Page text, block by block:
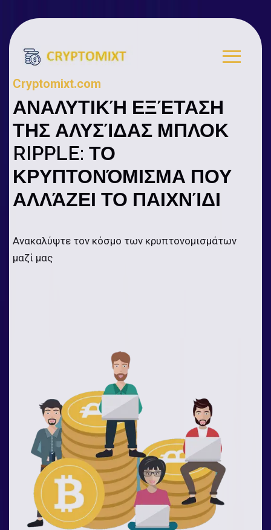
Cryptomixt.com
ΑΝΑΛΥΤΙΚΉ ΕΞΈΤΑΣΗ
ΤΗΣ ΑΛΥΣΊΔΑΣ ΜΠΛΟΚ
RIPPLE: ΤΟ
ΚΡΥΠΤΟΝΌΜΙΣΜΑ ΠΟΥ
ΑΛΛΆΖΕΙ ΤΟ ΠΑΙΧΝΊΔΙ
Ανακαλύψτε τον κόσμο των κρυπτονομισμάτων
μαζί μας